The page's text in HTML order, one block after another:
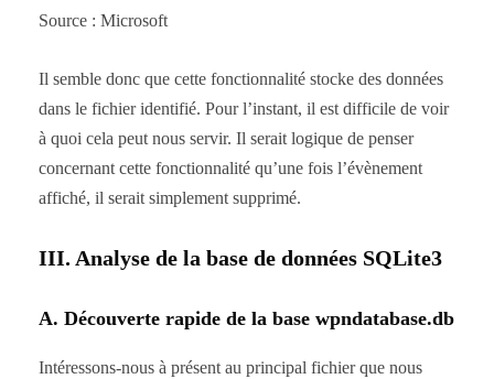
Source : Microsoft
Il semble donc que cette fonctionnalité stocke des données
dans le fichier identifié. Pour l’instant, il est difficile de voir
à quoi cela peut nous servir. Il serait logique de penser
concernant cette fonctionnalité qu’une fois l’évènement
affiché, il serait simplement supprimé.
III. Analyse de la base de données SQLite3
A. Découverte rapide de la base wpndatabase.db
Intéressons-nous à présent au principal fichier que nous